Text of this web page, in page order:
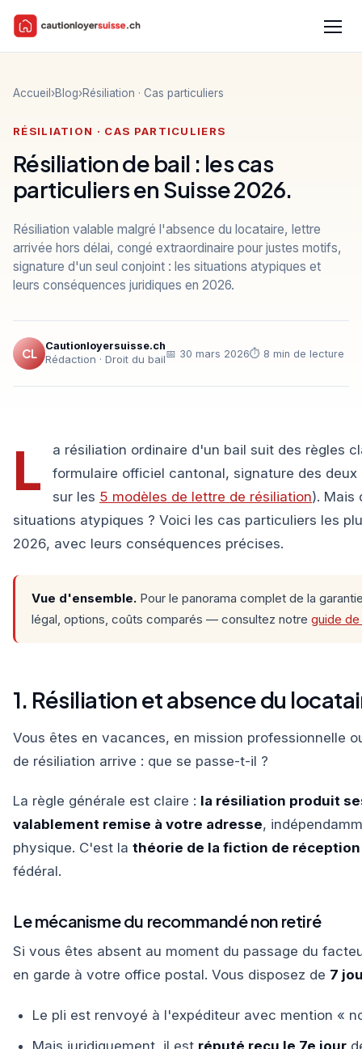
Accueil ›Blog›Résiliation · Cas particuliers
RÉSILIATION · CAS PARTICULIERS
Résiliation de bail : les cas
particuliers en Suisse 2026.
Résiliation valable malgré l'absence du locataire, lettre
arrivée hors délai, congé extraordinaire pour justes motifs,
signature d'un seul conjoint : les situations atypiques et
leurs conséquences juridiques en 2026.
CL Cautionloyersuisse.ch
Rédaction · Droit du bail📅 30 mars 2026⏱ 8 min de lecture
L
a résiliation ordinaire d'un bail suit des règles
formulaire officiel cantonal, signature des
sur les 5 modèles de lettre de résiliation). Mais
situations atypiques ? Voici les cas particuliers les
2026, avec leurs conséquences précises.
Vue d'ensemble. Pour le panorama complet de la
légal, options, coûts comparés — consultez notre guide de
1. Résiliation et absence du
Vous êtes en vacances, en mission professionnelle
de résiliation arrive : que se passe-t-il ?
La règle générale est claire : la résiliation produit
valablement remise à votre adresse,
physique. C'est la théorie de la fiction de réception
fédéral.
Le mécanisme du recommandé non retiré
Si vous êtes absent au moment du passage du
en garde à votre office postal. Vous disposez de 7
Le pli est renvoyé à l'expéditeur avec mention «
Mais juridiquement, il est réputé reçu le 7e jour